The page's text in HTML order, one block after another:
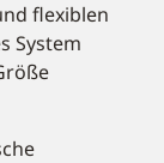
flexiblen
System